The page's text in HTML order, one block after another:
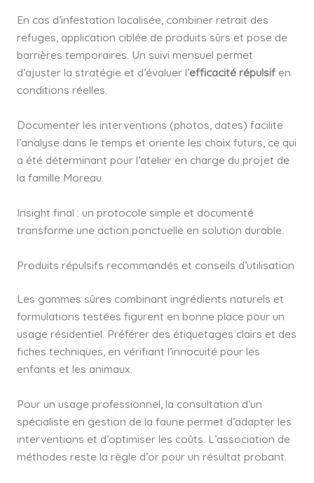
En cas d’infestation localisée, combiner retrait des
refuges, application ciblée de produits sûrs et pose de
barrières temporaires. Un suivi mensuel permet
d’ajuster la stratégie et d’évaluer l’efficacité répulsifen
conditions réelles.
Documenter les interventions (photos, dates) facilite
l’analyse dans le temps et oriente les choix futurs, ce qui
a été déterminant pour l’atelier en charge du projet de
la famille Moreau.
Insight final : un protocole simple et documenté
transforme une action ponctuelle en solution durable.
Produits répulsifs recommandés et conseils d’utilisation
Les gammes sûres combinant ingrédients naturels et
formulations testées figurent en bonne place pour un
usage résidentiel. Préférer des étiquetages clairs et des
fiches techniques, en vérifiant l’innocuité pour les
enfants et les animaux.
Pour un usage professionnel, la consultation d’un
spécialiste en gestion de la faune permet d’adapter les
interventions et d’optimiser les coûts. L’association de
méthodes reste la règle d’or pour un résultat probant.